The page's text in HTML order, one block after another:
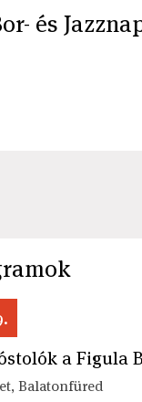
és
a Figula
Balatonfüred